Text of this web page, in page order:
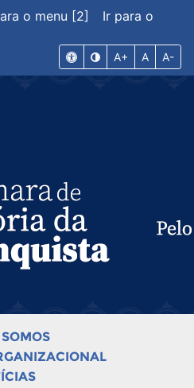
o menu [2]
Ir para o
A+ A A-